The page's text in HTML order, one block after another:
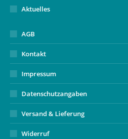
Aktuelles
AGB
Kontakt
Impressum
Datenschutzangaben
Versand & Lieferung
Widerruf